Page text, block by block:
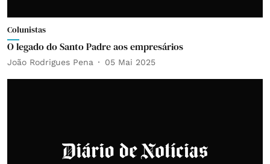
Colunistas
O legado do Santo Padre aos empresários
João Rodrigues Pena 05 Mai 2025